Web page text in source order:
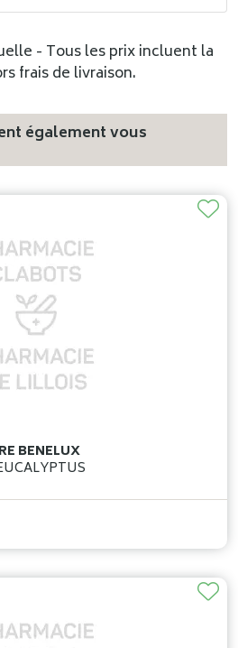
- Tous les prix incluent la
frais de livraison.
également vous
BENELUX